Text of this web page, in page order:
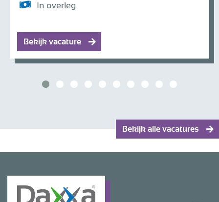
In overleg
Bekijk vacature
Bekijk alle vacatures